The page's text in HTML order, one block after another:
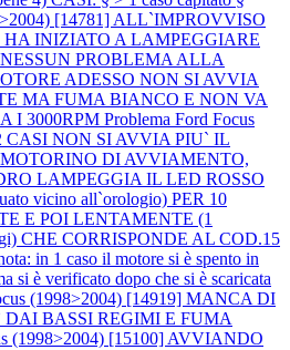
[14781] ALL`IMPROVVISO
INIZIATO A LAMPEGGIARE
PROBLEMA ALLA
ADESSO NON SI AVVIA
MA FUMA BIANCO E NON VA
I 3000RPM Problema Ford Focus
CASI NON SI AVVIA PIU` IL
DI AVVIAMENTO,
LAMPEGGIA IL LED ROSSO
vicino all`orologio) PER 10
E POI LENTAMENTE (1
CHE CORRISPONDE AL COD.15
in 1 caso il motore si è spento in
si è verificato dopo che si è scaricata
(1998>2004) [14919] MANCA DI
DAI BASSI REGIMI E FUMA
(1998>2004) [15100] AVVIANDO